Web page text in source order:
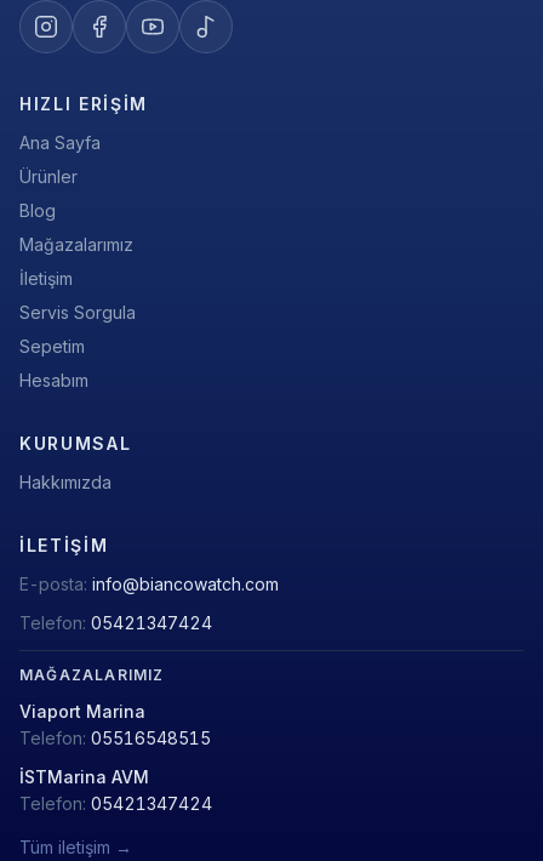
HIZLI ERIŞIM
Ana Sayfa
Ürünler
Blog
Mağazalarımız
İletişim
Servis Sorgula
Sepetim
Hesabım
KURUMSAL
Hakkımızda
İLETIŞIM
E-posta: info@biancowatch.com
Telefon: 05421347424
MAĞAZALARIMIZ
Viaport Marina
Telefon: 05516548515
İSTMarina AVM
Telefon: 05421347424
Tüm iletişim →